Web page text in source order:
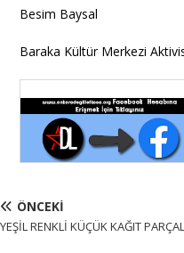
Besim Baysal
Baraka Kültür Merkezi
ÖNCEKI
YEŞİL RENKLİ KÜÇÜK KAĞIT